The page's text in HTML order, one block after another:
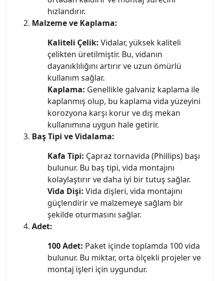
hızlandırır.
Malzeme ve Kaplama:
Kaliteli Çelik: Vidalar, yüksek kaliteli
çelikten üretilmiştir. Bu, vidanın
dayanıklılığını artırır ve uzun ömürlü
kullanım sağlar.
Kaplama: Genellikle galvaniz kaplama ile
kaplanmış olup, bu kaplama vida yüzeyini
korozyona karşı korur ve dış mekan
kullanımına uygun hale getirir.
Baş Tipi ve Vidalama:
Kafa Tipi: Çapraz tornavida (Phillips) başı
bulunur. Bu baş tipi, vida montajını
kolaylaştırır ve daha iyi bir tutuş sağlar.
Vida Dişi: Vida dişleri, vida montajını
güçlendirir ve malzemeye sağlam bir
şekilde oturmasını sağlar.
Adet:
100 Adet: Paket içinde toplamda 100 vida
bulunur. Bu miktar, orta ölçekli projeler ve
montaj işleri için uygundur.